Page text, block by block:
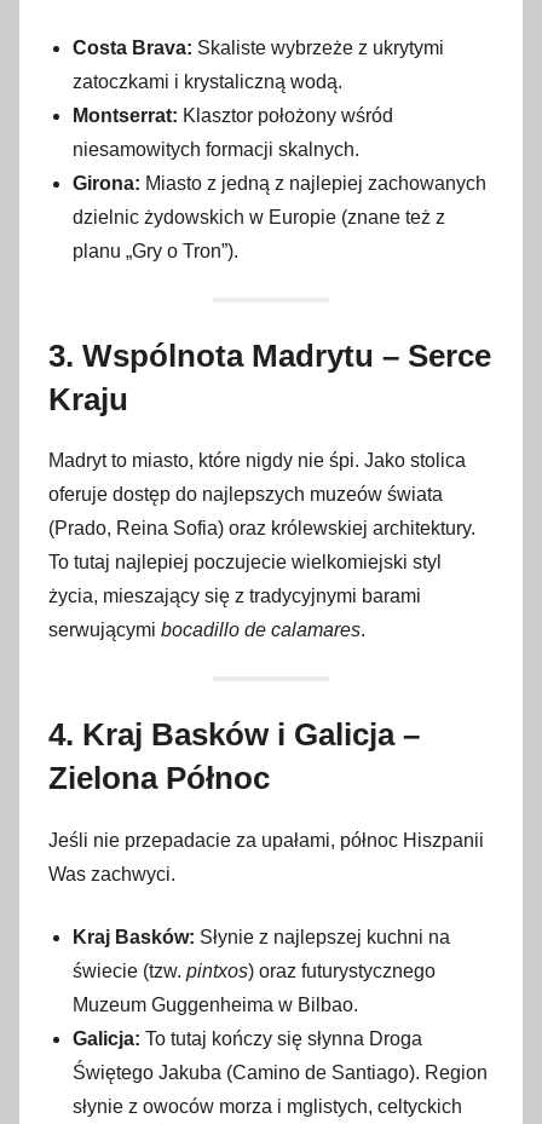
Costa Brava: Skaliste wybrzeże z ukrytymi
zatoczkami i krystaliczną wodą.
Montserrat: Klasztor położony wśród
niesamowitych formacji skalnych.
Girona: Miasto z jedną z najlepiej zachowanych
dzielnic żydowskich w Europie (znane też z
planu „Gry o Tron”).
3. Wspólnota Madrytu – Serce
Kraju
Madryt to miasto, które nigdy nie śpi. Jako stolica
oferuje dostęp do najlepszych muzeów świata
(Prado, Reina Sofia) oraz królewskiej architektury.
To tutaj najlepiej poczujecie wielkomiejski styl
życia, mieszający się z tradycyjnymi barami
serwującymi bocadillo de calamares.
4. Kraj Basków i Galicja –
Zielona Północ
Jeśli nie przepadacie za upałami, północ Hiszpanii
Was zachwyci.
Kraj Basków: Słynie z najlepszej kuchni na
świecie (tzw. pintxos) oraz futurystycznego
Muzeum Guggenheima w Bilbao.
Galicja: To tutaj kończy się słynna Droga
Świętego Jakuba (Camino de Santiago). Region
słynie z owoców morza i mglistych, celtyckich